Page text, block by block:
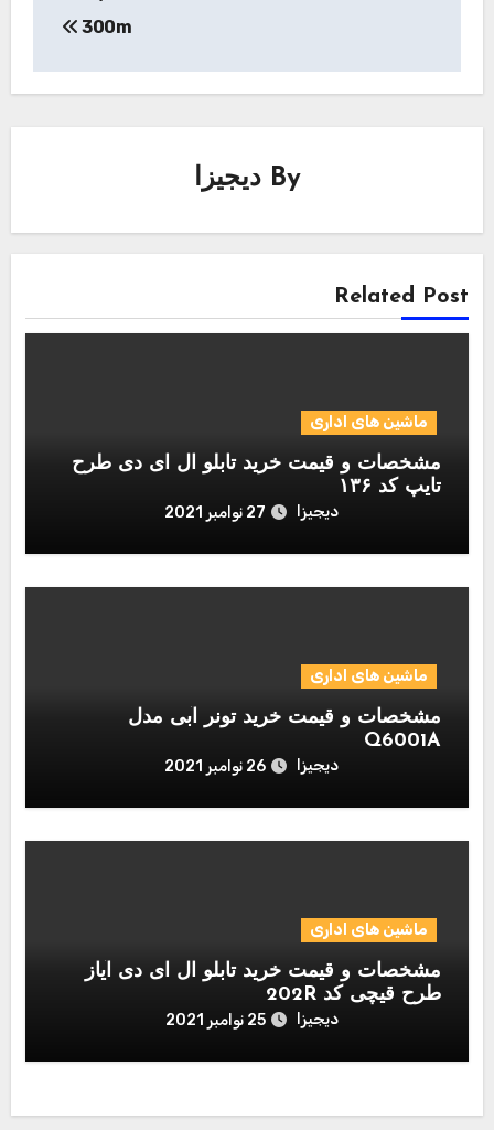
300m
By دیجیزا
Related Post
ماشین های اداری
مشخصات و قیمت خرید تابلو ال ای دی طرح
تایپ کد ۱۳۶
دیجیزا 27 نوامبر 2021
ماشین های اداری
مشخصات و قیمت خرید تونر آبی مدل
Q6001A
دیجیزا 26 نوامبر 2021
ماشین های اداری
مشخصات و قیمت خرید تابلو ال ای دی آیاز
طرح قیچی کد 202R
دیجیزا 25 نوامبر 2021